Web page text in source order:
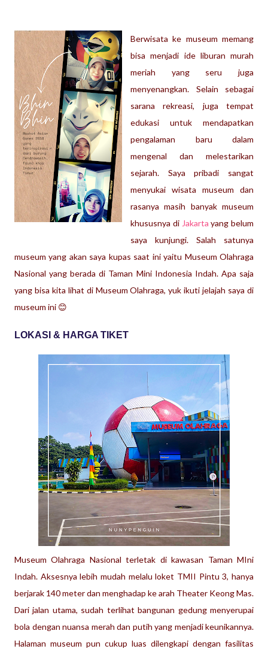
Berwisata ke museum memang
bisa menjadi ide liburan murah
meriah yang seru juga
menyenangkan. Selain sebagai
sarana rekreasi, juga tempat
edukasi untuk mendapatkan
pengalaman baru dalam
mengenal dan melestarikan
sejarah. Saya pribadi sangat
menyukai wisata museum dan
rasanya masih banyak museum
khususnya di Jakarta yang belum
saya kunjungi. Salah satunya
museum yang akan saya kupas saat ini yaitu Museum Olahraga
Nasional yang berada di Taman Mini Indonesia Indah. Apa saja
yang bisa kita lihat di Museum Olahraga, yuk ikuti jelajah saya di
museum ini 😊
LOKASI & HARGA TIKET
Museum Olahraga Nasional terletak di kawasan Taman MIni
Indah. Aksesnya lebih mudah melalu loket TMII Pintu 3, hanya
berjarak 140 meter dan menghadap ke arah Theater Keong Mas.
Dari jalan utama, sudah terlihat bangunan gedung menyerupai
bola dengan nuansa merah dan putih yang menjadi keunikannya.
Halaman museum pun cukup luas dilengkapi dengan fasilitas